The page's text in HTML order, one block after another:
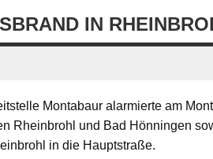
IN
Montabaur alarmierte am
Rheinbrohl und Bad Hönningen
in die Hauptstraße.